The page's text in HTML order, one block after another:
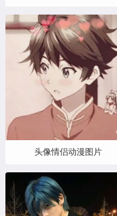
头像情侣动漫图片